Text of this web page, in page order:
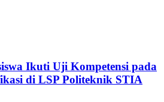
Ikuti Uji Kompetensi pada
di LSP Politeknik STIA